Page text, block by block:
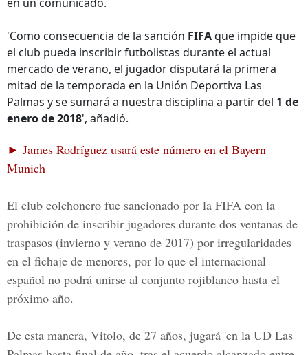
'Como consecuencia de la sanción FIFAque impide que
el club pueda inscribir futbolistas durante el actual
mercado de verano, el jugador disputará la primera
mitad de la temporada en la Unión Deportiva Las
Palmas y se sumará a nuestra disciplina a partir del 1 de
enero de 2018', añadió.
► James Rodríguez usará este número en el Bayern
Munich
El club colchonero fue sancionado por la FIFA con la
prohibición de inscribir jugadores durante dos ventanas de
traspasos (invierno y verano de 2017) por irregularidades
en el fichaje de menores, por lo que el internacional
español no podrá unirse al conjunto rojiblanco hasta el
próximo año.
De esta manera, Vitolo, de 27 años, jugará 'en la UD Las